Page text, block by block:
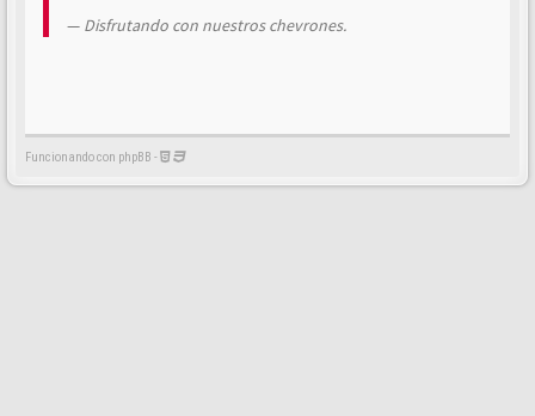
Disfrutando con nuestros chevrones.
Funcionando con phpBB -